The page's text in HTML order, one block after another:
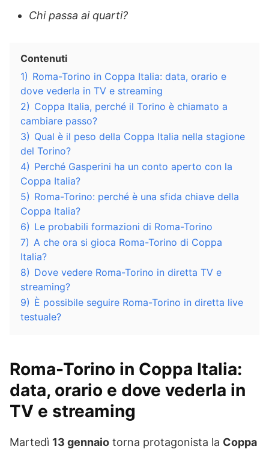
Chi passa ai quarti?
Contenuti
1) Roma-Torino in Coppa Italia: data, orario e
dove vederla in TV e streaming
2) Coppa Italia, perché il Torino è chiamato a
cambiare passo?
3) Qual è il peso della Coppa Italia nella stagione
del Torino?
4) Perché Gasperini ha un conto aperto con la
Coppa Italia?
5) Roma-Torino: perché è una sfida chiave della
Coppa Italia?
6) Le probabili formazioni di Roma-Torino
7) A che ora si gioca Roma-Torino di Coppa
Italia?
8) Dove vedere Roma-Torino in diretta TV e
streaming?
9) È possibile seguire Roma-Torino in diretta live
testuale?
Roma-Torino in Coppa Italia:
data, orario e dove vederla in
TV e streaming
Martedì 13 gennaio torna protagonista la Coppa